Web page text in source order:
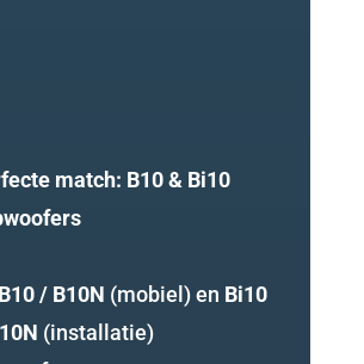
match: B10 & Bi10
B10 / B10N (mobiel) en Bi10
(installatie)